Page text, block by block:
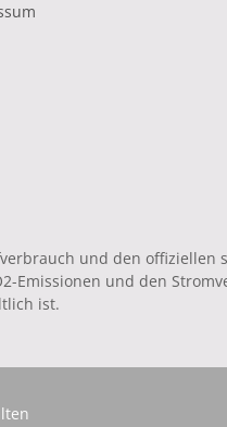
und den offiziellen
Emissionen und den
ist.